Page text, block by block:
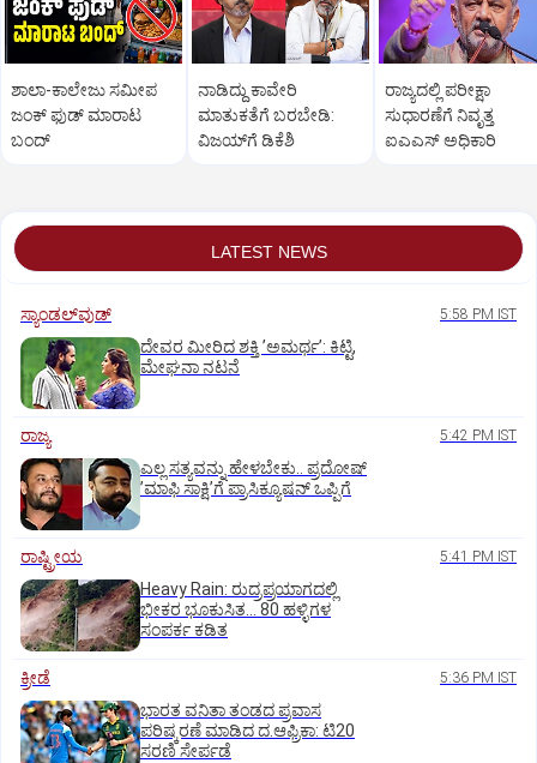
ಶಾಲಾ-ಕಾಲೇಜು ಸಮೀಪ
ಜಂಕ್‌ ಫುಡ್‌ ಮಾರಾಟ
ಬಂದ್‌
ನಾಡಿದ್ದು ಕಾವೇರಿ
ಮಾತುಕತೆಗೆ ಬರಬೇಡಿ:
ವಿಜಯ್‌ಗೆ ಡಿಕೆಶಿ
ರಾಜ್ಯದಲ್ಲಿ ಪರೀಕ್ಷಾ
ಸುಧಾರಣೆಗೆ ನಿವೃತ್ತ
ಐಎಎಸ್‌ ಅಧಿಕಾರಿ
LATEST NEWS
ಸ್ಯಾಂಡಲ್‌ವುಡ್‌ 5:58 PM IST
ದೇವರ ಮೀರಿದ ಶಕ್ತಿ ʼಅಮರ್ಥʼ: ಕಿಟ್ಟಿ,
ಮೇಘನಾ ನಟನೆ
ರಾಜ್ಯ 5:42 PM IST
ಎಲ್ಲ ಸತ್ಯವನ್ನು ಹೇಳಬೇಕು.. ಪ್ರದೋಷ್‌
ʼಮಾಫಿ ಸಾಕ್ಷಿʼಗೆ ಪ್ರಾಸಿಕ್ಯೂಷನ್ ಒಪ್ಪಿಗೆ
ರಾಷ್ಟ್ರೀಯ 5:41 PM IST
Heavy Rain: ರುದ್ರಪ್ರಯಾಗದಲ್ಲಿ
ಭೀಕರ ಭೂಕುಸಿತ... 80 ಹಳ್ಳಿಗಳ
ಸಂಪರ್ಕ ಕಡಿತ
ಕ್ರೀಡೆ 5:36 PM IST
ಭಾರತ ವನಿತಾ ತಂಡದ ಪ್ರವಾಸ
ಪರಿಷ್ಕರಣೆ ಮಾಡಿದ ದ.ಆಫ್ರಿಕಾ: ಟಿ20
ಸರಣಿ ಸೇರ್ಪಡೆ